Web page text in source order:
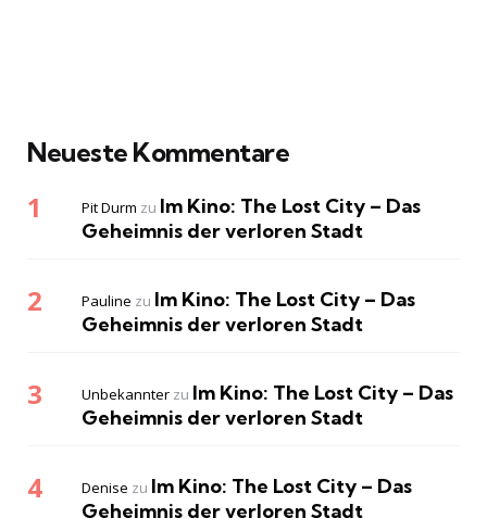
Neueste Kommentare
Pit Durm zu Im Kino: The Lost City – Das
Geheimnis der verloren Stadt
Pauline zu Im Kino: The Lost City – Das
Geheimnis der verloren Stadt
Unbekannter zu Im Kino: The Lost City – Das
Geheimnis der verloren Stadt
Denise zu Im Kino: The Lost City – Das
Geheimnis der verloren Stadt